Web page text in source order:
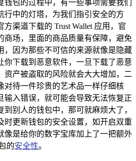
钱包的过程中，有一些事项需要我们
行中的灯塔，为我们指引安全的方
渠道下载的 Trust Wallet 应用，官
商场，里面的商品质量有保障，避免
，因为那些不可信的来源就像是隐藏
你下载到恶意软件，一旦下载了恶意
资产被盗取的风险就会大大增加，二
对待一件珍贵的艺术品一样仔细核
输入错误，就可能会导致无法恢复正
别人的钱包中，那可就麻烦大了，
时更新钱包的安全设置，如开启双重
像是给你的数字宝库加上了一把额外
的安全性。